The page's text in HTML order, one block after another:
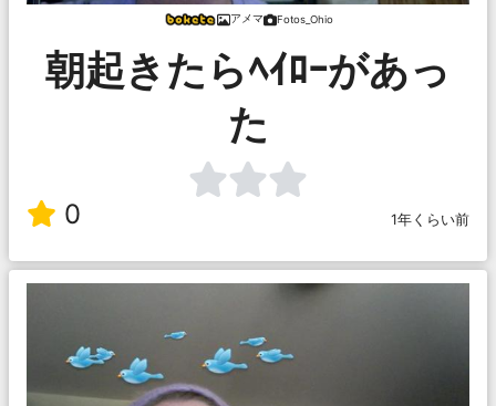
アメマ Fotos_Ohio
朝起きたらﾍｲﾛｰがあっ
た
0 1年くらい前